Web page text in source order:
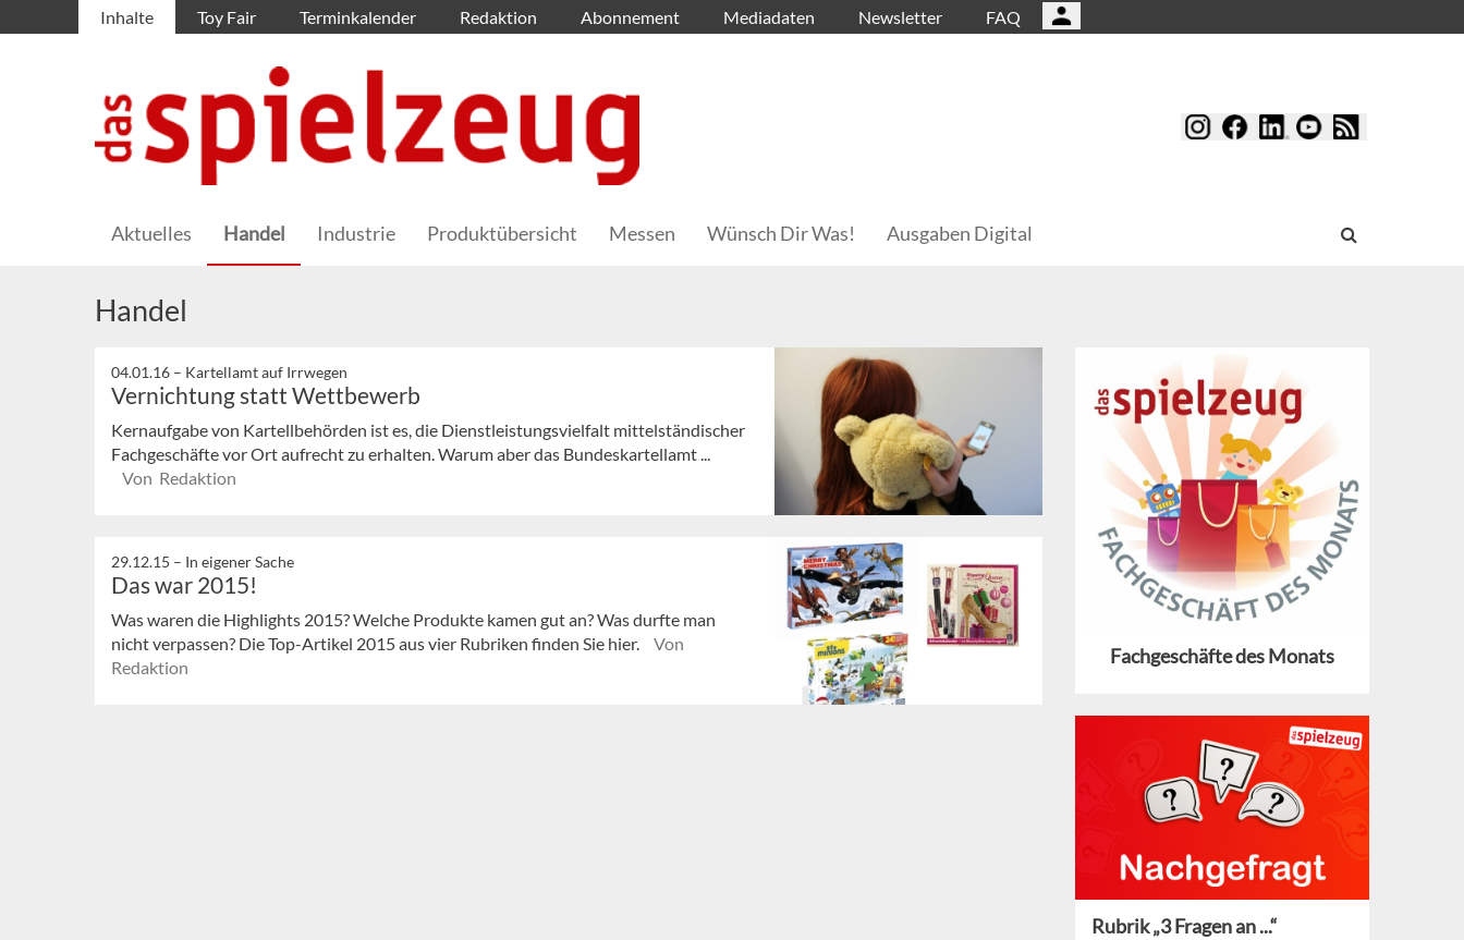
Inhalte Toy Fair Terminkalender Redaktion Abonnement Mediadaten Newsletter FAQ
Aktuelles Handel Industrie Produktübersicht Messen Wünsch Dir Was! Ausgaben Digital
Handel
04.01.16 – Kartellamt auf Irrwegen
Vernichtung statt Wettbewerb
Kernaufgabe von Kartellbehörden ist es, die Dienstleistungsvielfalt mittelständischer
Fachgeschäfte vor Ort aufrecht zu erhalten. Warum aber das Bundeskartellamt ...
Von Redaktion
29.12.15 – In eigener Sache
Das war 2015!
Was waren die Highlights 2015? Welche Produkte kamen gut an? Was durfte man
nicht verpassen? Die Top-Artikel 2015 aus vier Rubriken finden Sie hier.
Von
Redaktion
Fachgeschäfte des Monats
Rubrik „3 Fragen an ...“